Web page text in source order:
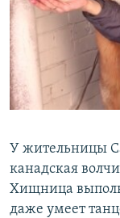
У жительницы
канадская
Хищница
даже умеет